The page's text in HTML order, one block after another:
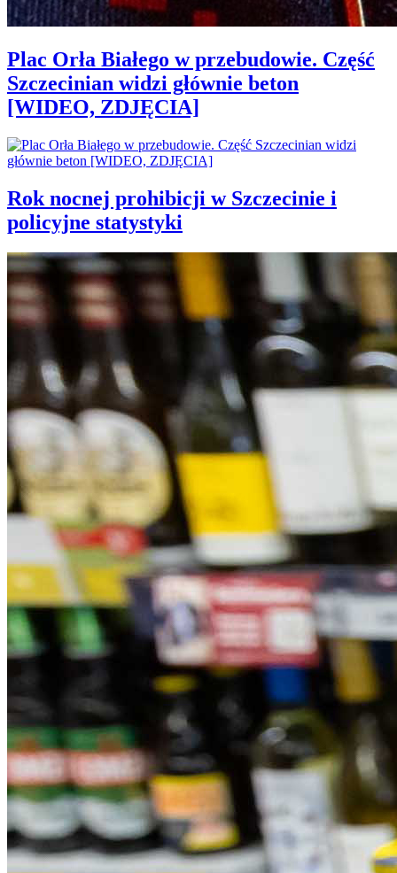
Plac Orła Białego w przebudowie. Część
Szczecinian widzi głównie beton
[WIDEO, ZDJĘCIA]
Rok nocnej prohibicji w Szczecinie i
policyjne statystyki